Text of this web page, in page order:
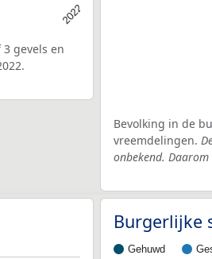
2022
gevels en
Bevolking in de
vreemdelingen.
onbekend.
Burgerlijke
Gehuwd